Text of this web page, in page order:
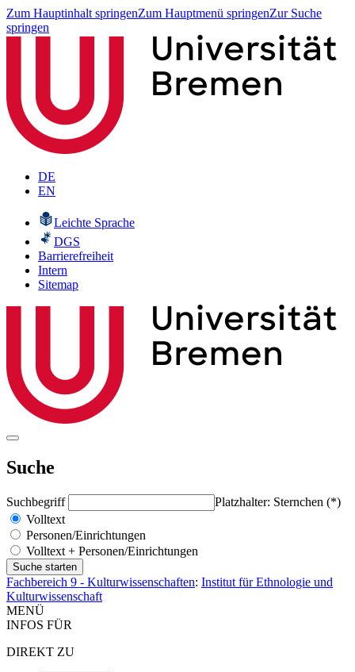
Zum Hauptinhalt springenZum Hauptmenü springenZur Suche
springen
DE
EN
Leichte Sprache
DGS
Barrierefreiheit
Intern
Sitemap
Suche
Suchbegriff
Platzhalter: Sternchen (*)
Volltext
Personen/Einrichtungen
Volltext + Personen/Einrichtungen
Fachbereich 9 - Kulturwissenschaften: Institut für Ethnologie und
Kulturwissenschaft
MENÜ
INFOS FÜR
DIREKT ZU